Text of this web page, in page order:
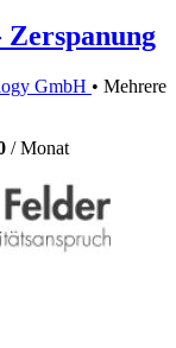
GmbH • Mehrere
/ Monat